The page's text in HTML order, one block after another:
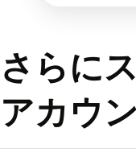
さらに
アカウ